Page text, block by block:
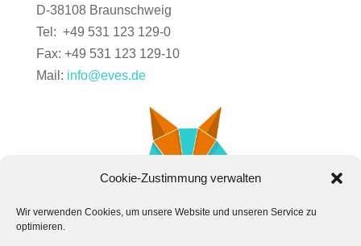
Cookie-Zustimmung verwalten
Wir verwenden Cookies, um unsere Website und unseren Service zu
optimieren.
D-38108 Braunschweig
Tel: +49 531 123 129-0
Fax: +49 531 123 129-10
Mail: info@eves.de